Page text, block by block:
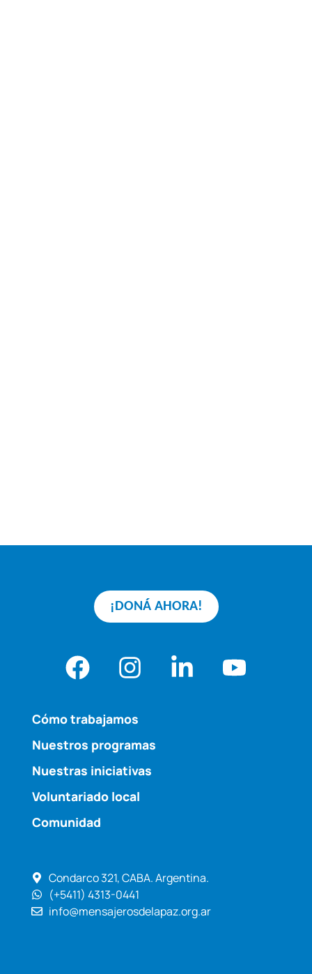
Cómo trabajamos
Nuestros programas
Nuestras iniciativas
Voluntariado local
Comunidad
Condarco 321, CABA. Argentina.
(+5411) 4313-0441
info@mensajerosdelapaz.org.ar
¡DONÁ AHORA!